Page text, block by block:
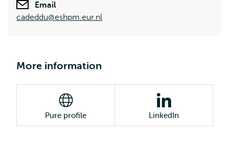
Email
cadeddu@eshpm.eur.nl
More information
Pure profile LinkedIn